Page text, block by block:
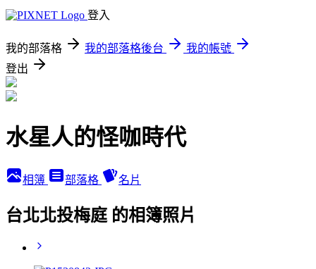
登入
我的部落格 我的部落格後台
我的帳號
登出
水星人的怪咖時代
相簿 部落格 名片
台北北投梅庭 的相簿照片